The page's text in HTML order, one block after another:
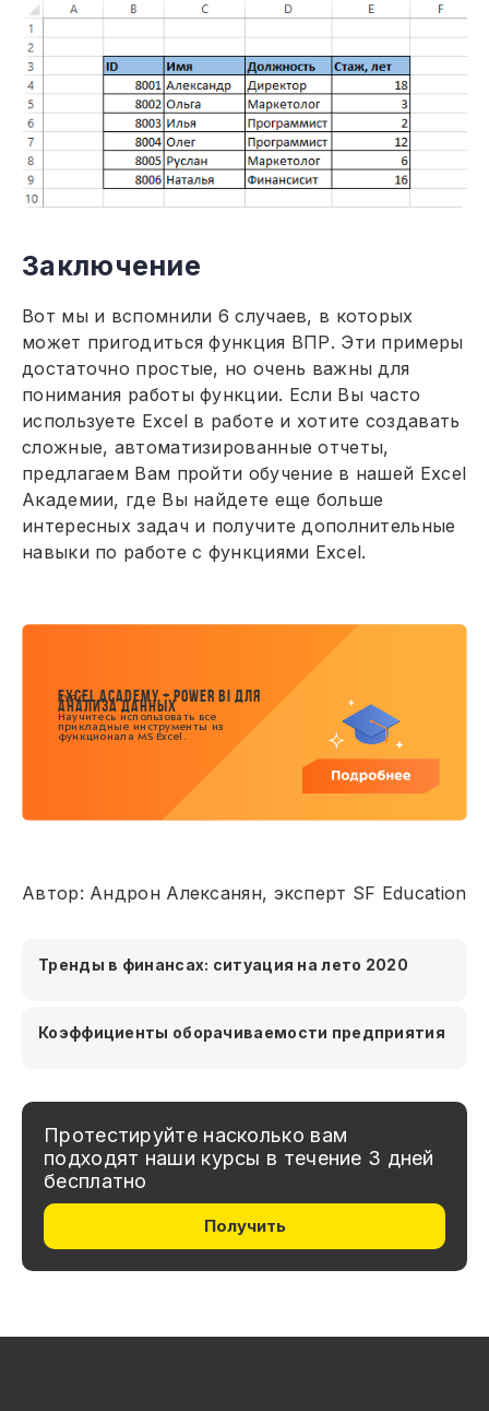
Заключение
Вот мы и вспомнили 6 случаев, в которых
может пригодиться функция ВПР. Эти примеры
достаточно простые, но очень важны для
понимания работы функции. Если Вы часто
используете Excel в работе и хотите создавать
сложные, автоматизированные отчеты,
предлагаем Вам пройти обучение в нашей Excel
Академии, где Вы найдете еще больше
интересных задач и получите дополнительные
навыки по работе с функциями Excel.
КУРС
EXCEL ACADEMY + POWER BI ДЛЯ
АНАЛИЗА ДАННЫХ
Научитесь использовать все
прикладные инструменты из
функционала MS Excel.
Автор: Андрон Алексанян, эксперт SF Education
Тренды в финансах: ситуация на лето 2020
Коэффициенты оборачиваемости предприятия
Протестируйте насколько вам
подходят наши курсы в течение 3 дней
бесплатно
Получить